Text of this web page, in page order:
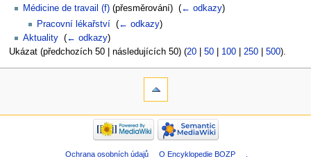
Médicine de travail (f) (přesměrování) ‎ (← odkazy)
Pracovní lékařství ‎(← odkazy)
Aktuality (← odkazy)
Ukázat (předchozích 50 | následujících 50) (20| 50| 100| 250| 500).
Ochrana osobních údajů O Encyklopedie BOZP .